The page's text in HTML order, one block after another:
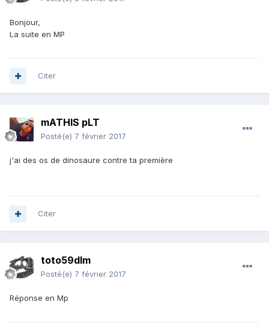
Bonjour,
La suite en MP
Citer
mATHIS pLT
Posté(e) 7 février 2017
j'ai des os de dinosaure contre ta première
Citer
toto59dlm
Posté(e) 7 février 2017
Réponse en Mp